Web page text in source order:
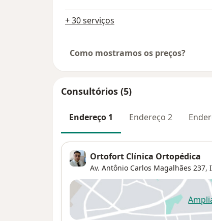
+ 30 serviços
Como mostramos os preços?
Consultórios (5)
Endereço 1 Endereço 2
Ortofort Clínica Ortopédica
Av. Antônio Carlos Magalhães 237,